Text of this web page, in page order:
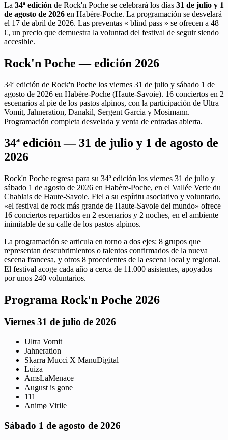
La 34ª edición de Rock'n Poche se celebrará los días 31 de julio y 1
de agosto de 2026 en Habère-Poche. La programación se desvelará
el 17 de abril de 2026. Las preventas « blind pass » se ofrecen a 48
€, un precio que demuestra la voluntad del festival de seguir siendo
accesible.
Rock'n Poche — edición 2026
34ª edición de Rock'n Poche los viernes 31 de julio y sábado 1 de
agosto de 2026 en Habère-Poche (Haute-Savoie). 16 conciertos en 2
escenarios al pie de los pastos alpinos, con la participación de Ultra
Vomit, Jahneration, Danakil, Sergent Garcia y Mosimann.
Programación completa desvelada y venta de entradas abierta.
34ª edición — 31 de julio y 1 de agosto de
2026
Rock'n Poche regresa para su 34ª edición los viernes 31 de julio y
sábado 1 de agosto de 2026 en Habère-Poche, en el Vallée Verte du
Chablais de Haute-Savoie. Fiel a su espíritu asociativo y voluntario,
«el festival de rock más grande de Haute-Savoie del mundo» ofrece
16 conciertos repartidos en 2 escenarios y 2 noches, en el ambiente
inimitable de su calle de los pastos alpinos.
La programación se articula en torno a dos ejes: 8 grupos que
representan descubrimientos o talentos confirmados de la nueva
escena francesa, y otros 8 procedentes de la escena local y regional.
El festival acoge cada año a cerca de 11.000 asistentes, apoyados
por unos 240 voluntarios.
Programa Rock'n Poche 2026
Viernes 31 de julio de 2026
Ultra Vomit
Jahneration
Skarra Mucci X ManuDigital
Luiza
AmsLaMenace
August is gone
111
Animø Virile
Sábado 1 de agosto de 2026